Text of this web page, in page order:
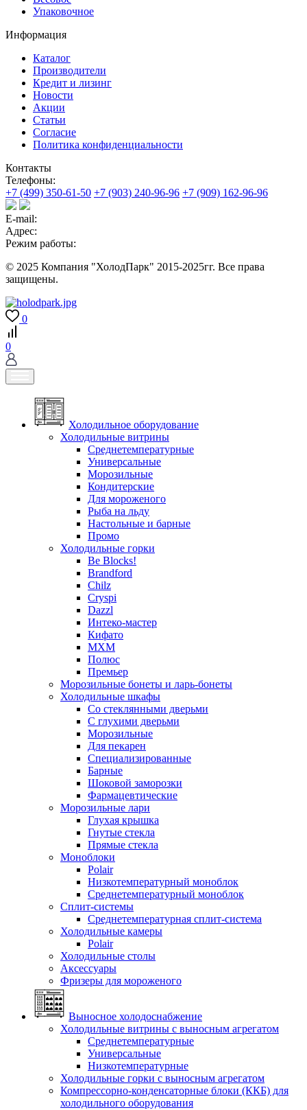
Упаковочное
Информация
Каталог
Производители
Кредит и лизинг
Новости
Акции
Статьи
Согласие
Политика конфиденциальности
Контакты
Телефоны:
+7 (499) 350-61-50 +7 (903) 240-96-96 +7 (909) 162-96-96
E-mail:
Адрес:
Режим работы:
© 2025 Компания "ХолодПарк" 2015-2025гг. Все права
защищены.
0
0
Холодильное оборудование
Холодильные витрины
Среднетемпературные
Универсальные
Морозильные
Кондитерские
Для мороженого
Рыба на льду
Настольные и барные
Промо
Холодильные горки
Be Blocks!
Brandford
Chilz
Cryspi
Dazzl
Интеко-мастер
Кифато
МХМ
Полюс
Премьер
Морозильные бонеты и ларь-бонеты
Холодильные шкафы
Со стеклянными дверьми
С глухими дверьми
Морозильные
Для пекарен
Специализированные
Барные
Шоковой заморозки
Фармацевтические
Морозильные лари
Глухая крышка
Гнутые стекла
Прямые стекла
Моноблоки
Polair
Низкотемпературный моноблок
Среднетемпературный моноблок
Сплит-системы
Среднетемпературная сплит-система
Холодильные камеры
Polair
Холодильные столы
Аксессуары
Фризеры для мороженого
Выносное холодоснабжение
Холодильные витрины с выносным агрегатом
Среднетемпературные
Универсальные
Низкотемпературные
Холодильные горки с выносным агрегатом
Компрессорно-конденсаторные блоки (ККБ) для
холодильного оборудования